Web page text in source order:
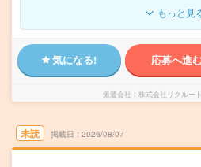
もっと見
気になる! 応募へ進
派遣会社 株式会社リクルー
未読 掲載日 2026/08/07